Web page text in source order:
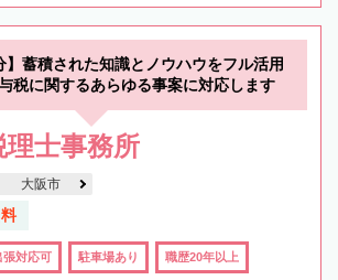
】蓄積された知識とノウハウをフル活用
税に関するあらゆる事案に対応します
理士事務所
大阪市
張対応可 駐車場あり 職歴20年以上